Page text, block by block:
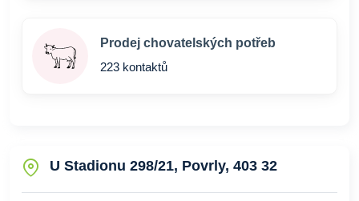
Prodej chovatelských potřeb
223 kontaktů
U Stadionu 298/21, Povrly, 403 32